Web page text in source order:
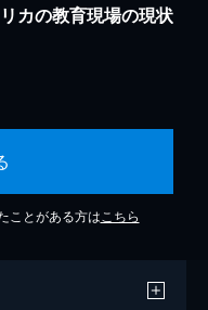
カの教育現場の現状
ことがある方は こちら